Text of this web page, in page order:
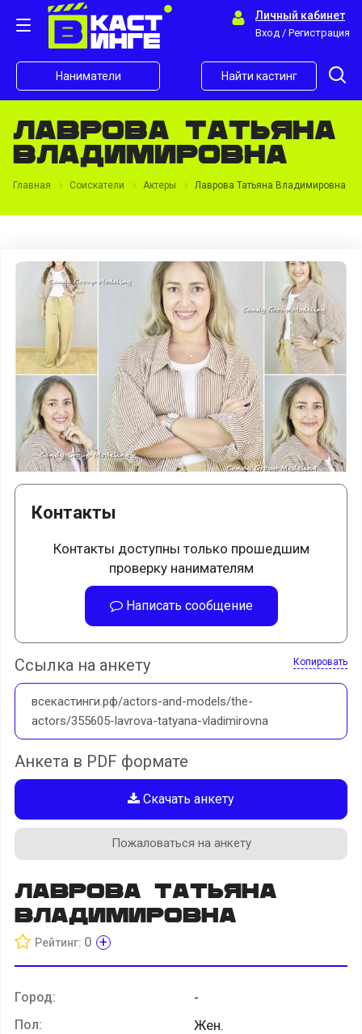
Личный кабинет
Вход / Регистрация
Наниматели Найти кастинг
Лаврова Татьяна
Владимировна
Главная Соискатели Актеры Лаврова Татьяна Владимировна
Контакты
Контакты доступны только прошедшим
проверку нанимателям
Написать сообщение
Ссылка на анкету Копировать
всекастинги.рф/actors-and-models/the-
actors/355605-lavrova-tatyana-vladimirovna
Анкета в PDF формате
Скачать анкету
Пожаловаться на анкету
Лаврова Татьяна
Владимировна
Рейтинг: 0 +
Город: -
Пол: Жен.